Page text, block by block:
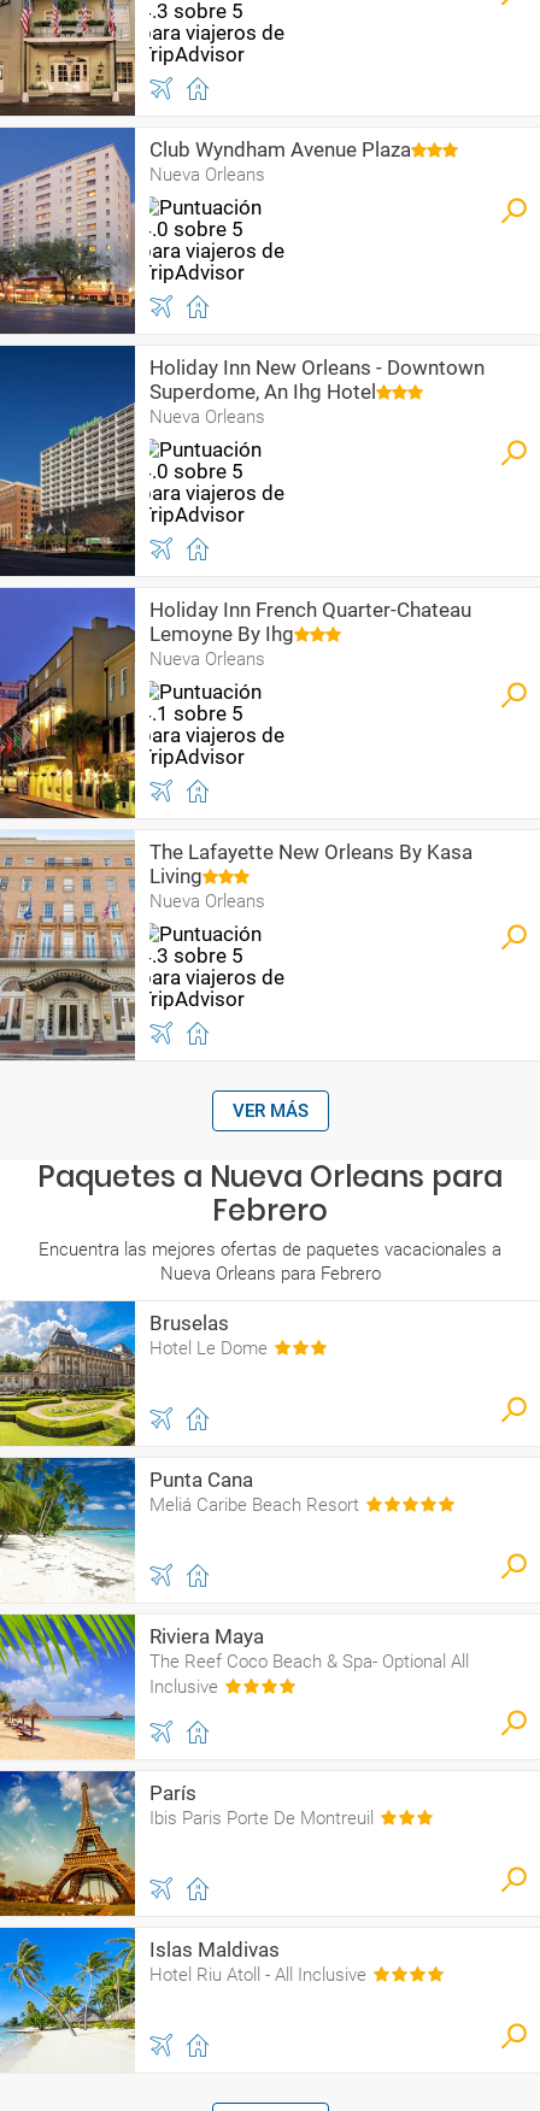
Club Wyndham Avenue Plaza
Nueva Orleans
Holiday Inn New Orleans - Downtown
Superdome, An Ihg Hotel
Nueva Orleans
Holiday Inn French Quarter-Chateau
Lemoyne By Ihg
Nueva Orleans
The Lafayette New Orleans By Kasa
Living
Nueva Orleans
VER MÁS
Paquetes a Nueva Orleans para
Febrero
Encuentra las mejores ofertas de paquetes vacacionales a
Nueva Orleans para Febrero
Bruselas
Hotel Le Dome
Punta Cana
Meliá Caribe Beach Resort
Riviera Maya
The Reef Coco Beach & Spa- Optional All
Inclusive
París
Ibis Paris Porte De Montreuil
Islas Maldivas
Hotel Riu Atoll - All Inclusive